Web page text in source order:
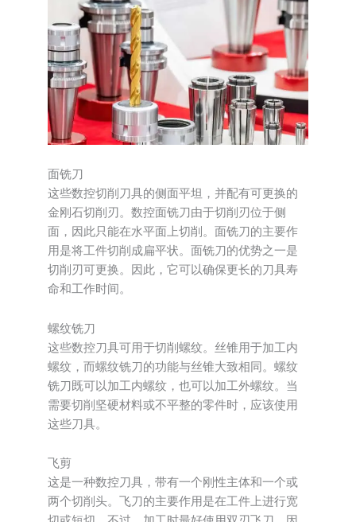
面铣刀
这些数控切削刀具的侧面平坦，并配有可更换的
金刚石切削刃。数控面铣刀由于切削刃位于侧
面，因此只能在水平面上切削。面铣刀的主要作
用是将工件切削成扁平状。面铣刀的优势之一是
切削刃可更换。因此，它可以确保更长的刀具寿
命和工作时间。
螺纹铣刀
这些数控刀具可用于切削螺纹。丝锥用于加工内
螺纹，而螺纹铣刀的功能与丝锥大致相同。螺纹
铣刀既可以加工内螺纹，也可以加工外螺纹。当
需要切削坚硬材料或不平整的零件时，应该使用
这些刀具。
飞剪
这是一种数控刀具，带有一个刚性主体和一个或
两个切削头。飞刀的主要作用是在工件上进行宽